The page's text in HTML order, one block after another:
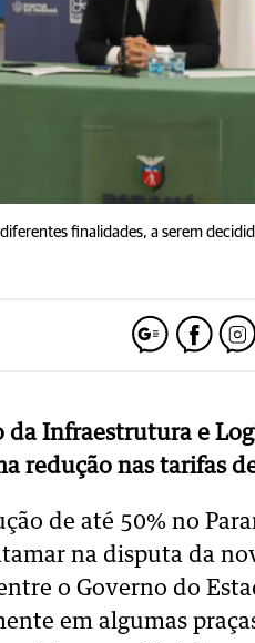
finalidades, a serem
Infraestrutura e
redução nas tarifas
de até 50% no
na disputa da
o Governo do
em algumas